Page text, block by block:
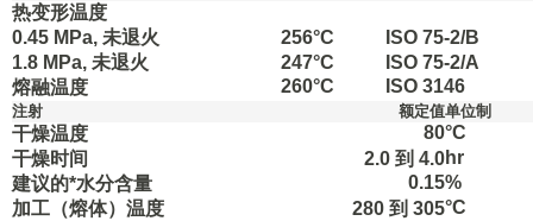
热变形温度
0.45 MPa, 未退火
256°C
ISO 75-2/B
1.8 MPa, 未退火
247°C
ISO 75-2/A
熔融温度
260°C ISO 3146
注射 额定值单位制
干燥温度 80°C
干燥时间
2.0 到 4.0hr
建议的*水分含量
0.15%
加工（熔体）温度
280 到 305°C